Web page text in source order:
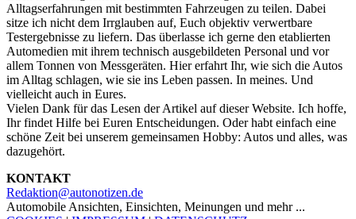
Alltagserfahrungen mit bestimmten Fahrzeugen zu teilen. Dabei
sitze ich nicht dem Irrglauben auf, Euch objektiv verwertbare
Testergebnisse zu liefern. Das überlasse ich gerne den etablierten
Automedien mit ihrem technisch ausgebildeten Personal und vor
allem Tonnen von Messgeräten. Hier erfahrt Ihr, wie sich die Autos
im Alltag schlagen, wie sie ins Leben passen. In meines. Und
vielleicht auch in Eures.
Vielen Dank für das Lesen der Artikel auf dieser Website. Ich hoffe,
Ihr findet Hilfe bei Euren Entscheidungen. Oder habt einfach eine
schöne Zeit bei unserem gemeinsamen Hobby: Autos und alles, was
dazugehört.
KONTAKT
Redaktion@autonotizen.de
Automobile Ansichten, Einsichten, Meinungen und mehr ...